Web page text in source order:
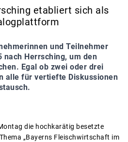
etabliert sich als
und Teilnehmer
nach Herrsching, um den
Egal ob zwei oder drei
alle für vertiefte Diskussionen
die hochkarätig besetzte
„Bayerns Fleischwirtschaft im